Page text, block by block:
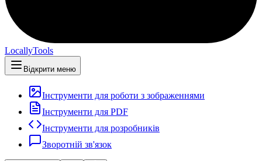
LocallyTools
Відкрити меню
Інструменти для роботи з зображеннями
Інструменти для PDF
Інструменти для розробників
Зворотній зв'язок